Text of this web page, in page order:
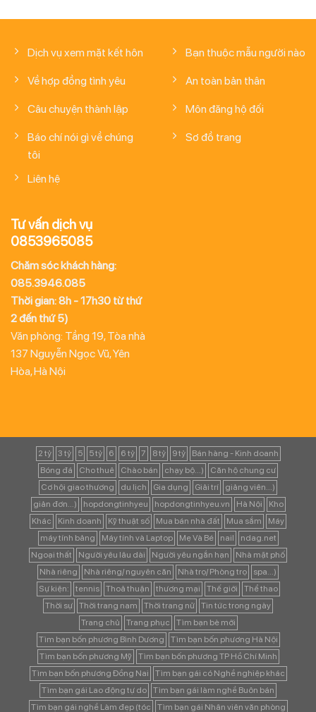
Dịch vụ xem mặt kết hôn
Về hợp đồng tình yêu
Câu chuyện thành lập
Báo chí nói gì về chúng
tôi
Liên hệ
Bạn thuộc mẫu người nào
An toàn bản thân
Môn đăng hộ đối
Sơ đồ trang
Tư vấn dịch vụ
0853965085
Chăm sóc khách hàng:
085.3946.085
Thời gian: 8h - 17h30 từ thứ
2 đến thứ 5)
Văn phòng: Tầng 19, Tòa nhà
137 Nguyễn Ngọc Vũ, Yên
Hòa, Hà Nội
2 tỷ 3 tỷ 5 5 tỷ 6 6 tỷ 7 8 tỷ 9 tỷ
Bán hàng - Kinh doanh
Bóng đá
Cho thuê Chào bán chạy bộ...)
Căn hộ chung cư
Cơ hội giao thương
du lịch Gia dụng Giải trí
giảng viên...)
giản đơn...)
hopdongtinhyeu hopdongtinhyeu.vn Hà Nội
Kho
Khác
Kinh doanh Kỹ thuật số Mua bán nhà đất Mua sắm
Máy
máy tính bảng
Máy tính và Laptop Mẹ Và Bé nail
ndag.net
Ngoại thất
Người yêu lâu dài Người yêu ngắn hạn
Nhà mặt phố
Nhà riêng
Nhà riêng/ nguyên căn Nhà trọ/ Phòng trọ
spa...)
Sự kiện:
tennis Thoả thuận thương mại Thế giới
Thể thao
Thời sự
Thời trang nam Thời trang nữ
Tin tức trong ngày
Trang chủ
Trang phục
Tìm bạn bè mới
Tìm bạn bốn phương Bình Dương
Tìm bạn bốn phương Hà Nội
Tìm bạn bốn phương Mỹ
Tìm bạn bốn phương TP Hồ Chí Minh
Tìm bạn bốn phương Đồng Nai
Tìm bạn gái có Nghề nghiệp khác
Tìm bạn gái Lao động tự do
Tìm bạn gái làm nghề Buôn bán
Tìm bạn gái nghề Làm đẹp (tóc
Tìm bạn gái Nhân viên văn phòng